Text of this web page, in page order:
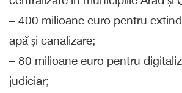
– 400 milioane euro pentru
apă și canalizare;
– 80 milioane euro pentru
judiciar;